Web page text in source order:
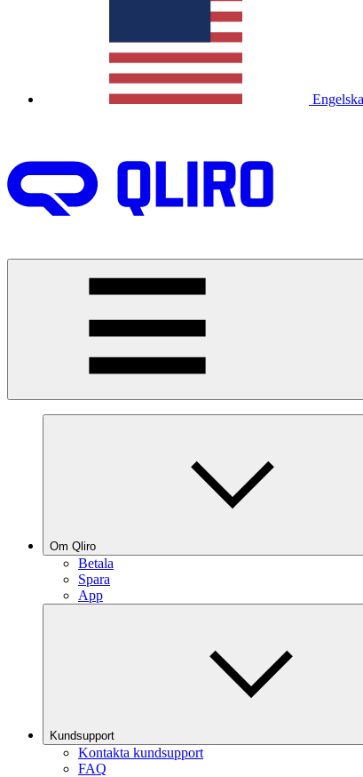
Engelska
Om Qliro
Betala
Spara
App
Kundsupport
Kontakta kundsupport
FAQ